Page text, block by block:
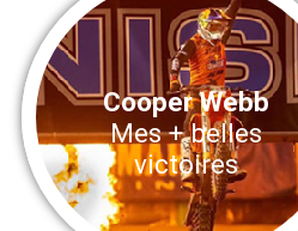
Cooper Webb
Mes + belles
victoires